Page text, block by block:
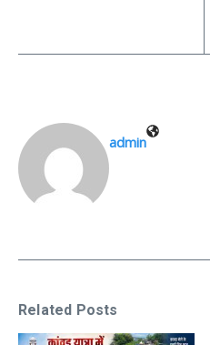
admin
Related Posts